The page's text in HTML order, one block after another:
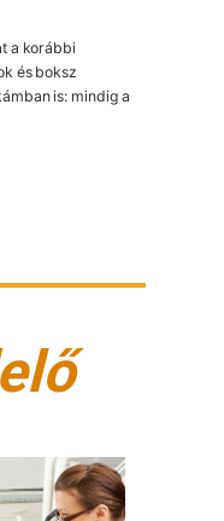
a korábbi
és boksz
is: mindig a